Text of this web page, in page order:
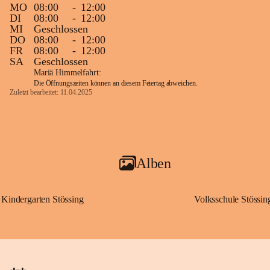
MO 08:00 - 12:00
DI
08:00 - 12:00
MI
Geschlossen
DO
08:00 - 12:00
FR
08:00 - 12:00
SA
Geschlossen
Mariä Himmelfahrt:
Die Öffnungszeiten können an diesem Feiertag abweichen.
Zuletzt bearbeitet: 11.04.2025
Alben
Kindergarten Stössing Volksschule